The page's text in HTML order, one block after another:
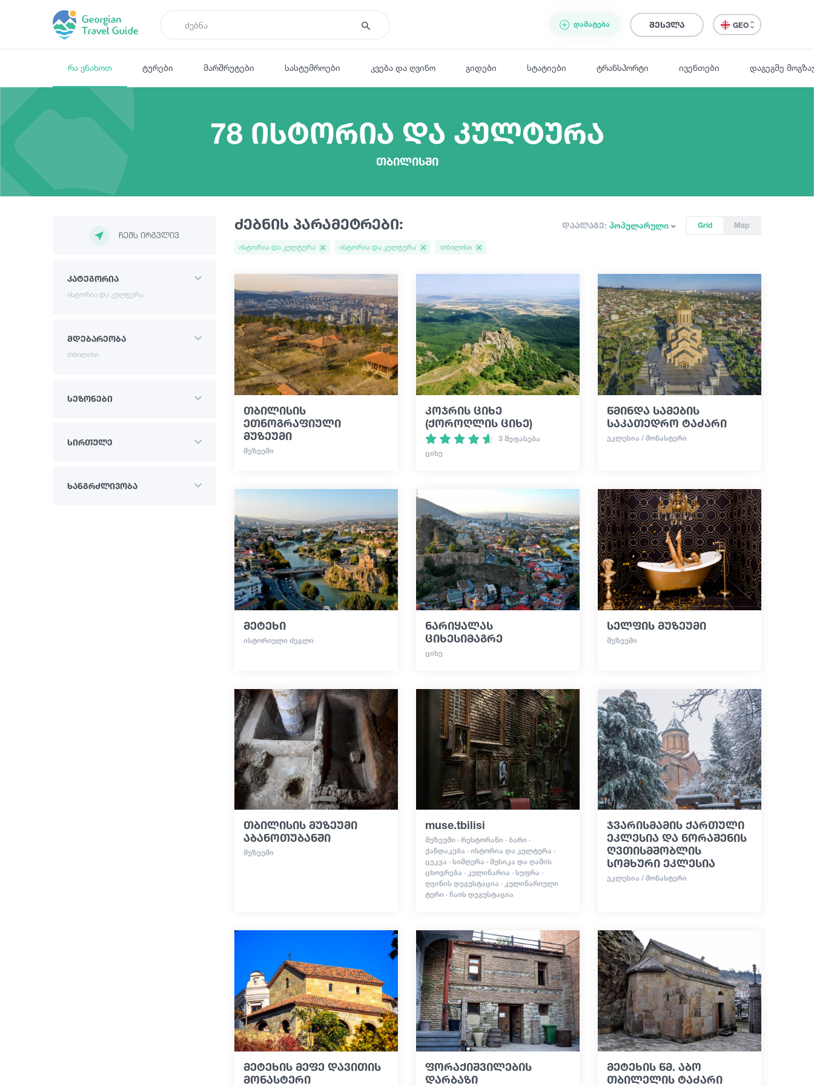
ᲓᲐᲛᲐᲢᲔᲑᲐ შესვლა GEO
რა ვნახოთ ტურები მარშრუტები სასტუმროები კვება და ღვინო გიდები სტატიები ტრანსპორტი ივენთები დაგეგმე
78 ისტორია და კულტურა
თბილისში
ჩემს ირგვლივ
კატეგორია
ისტორია და კულტურა
მდებარეობა
თბილისი
სეზონები
სირთულე
ხანგრძლივობა
ძებნის პარამეტრები: Grid Map
დაალაგე: პოპულარული
ისტორია და კულტურა ისტორია და კულტურა თბილისი
თბილისის
ეთნოგრაფიული
მუზეუმი
ᲛᲣᲖᲔᲣᲛᲘ
კოჯრის ციხე
(ქოროღლის ციხე)
3 შეფასება
ᲪᲘᲮᲔ
წმინდა სამების
საკათედრო ტაძარი
ᲔᲙᲚᲔᲡᲘᲐ / ᲛᲝᲜᲐᲡᲢᲔᲠᲘ
მეტეხი
ᲘᲡᲢᲝᲠᲘᲣᲚᲘ ᲫᲔᲒᲚᲘ
ნარიყალას
ციხესიმაგრე
ᲪᲘᲮᲔ
სელფის მუზეუმი
ᲛᲣᲖᲔᲣᲛᲘ
თბილისის მუზეუმი
აბანოთუბანში
ᲛᲣᲖᲔᲣᲛᲘ
muse.tbilisi
ᲛᲣᲖᲔᲣᲛᲘ · ᲠᲔᲡᲢᲝᲠᲐᲜᲘ · ᲑᲐᲠᲘ ·
ᲥᲐᲜᲓᲐᲙᲔᲑᲐ · ᲘᲡᲢᲝᲠᲘᲐ ᲓᲐ ᲙᲣᲚᲢᲣᲠᲐ ·
ᲪᲔᲙᲕᲐ · ᲡᲘᲛᲦᲔᲠᲐ · ᲛᲣᲡᲘᲙᲐ ᲓᲐ ᲦᲐᲛᲘᲡ
ᲪᲮᲝᲕᲠᲔᲑᲐ · ᲙᲣᲚᲘᲜᲐᲠᲘᲐ · ᲡᲣᲤᲠᲐ ·
ᲦᲕᲘᲜᲘᲡ ᲓᲔᲒᲣᲡᲢᲐᲪᲘᲐ · ᲙᲣᲚᲘᲜᲐᲠᲘᲣᲚᲘ
ᲢᲣᲠᲘ · ᲩᲐᲘᲡ ᲓᲔᲒᲣᲡᲢᲐᲪᲘᲐ
ჯვარისმამის ქართული
ეკლესია და ნორაშენის
ღვთისმშობლის
სომხური ეკლესია
ᲔᲙᲚᲔᲡᲘᲐ / ᲛᲝᲜᲐᲡᲢᲔᲠᲘ
მეტეხის მეფე დავითის
მონასტერი
ფორაქიშვილების
დარბაზი
მეტეხის წმ. აბო
თბილელის ტაძარი